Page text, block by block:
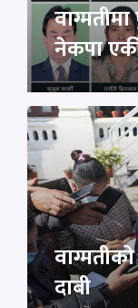
नेकपा
दाबी